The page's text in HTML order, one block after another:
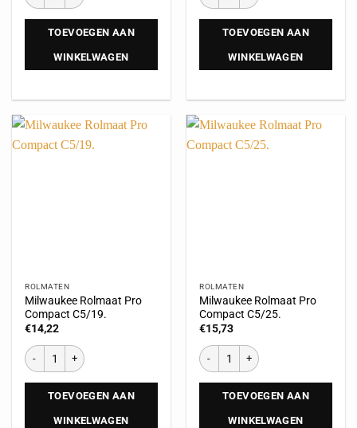
TOEVOEGEN AAN
WINKELWAGEN
TOEVOEGEN AAN
WINKELWAGEN
ROLMATEN
Milwaukee Rolmaat Pro
Compact C5/19.
€14,22
TOEVOEGEN AAN
WINKELWAGEN
ROLMATEN
Milwaukee Rolmaat Pro
Compact C5/25.
€15,73
TOEVOEGEN AAN
WINKELWAGEN